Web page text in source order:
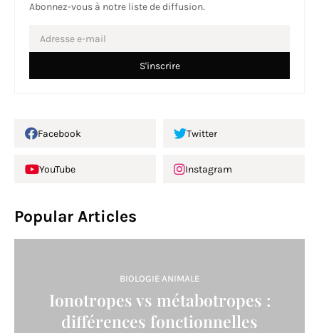
Abonnez-vous à notre liste de diffusion.
Facebook Twitter
YouTube Instagram
Popular Articles
BIOLOGIE ANIMALE
Ionotropes vs métabotropes :
différences fonctionnelles